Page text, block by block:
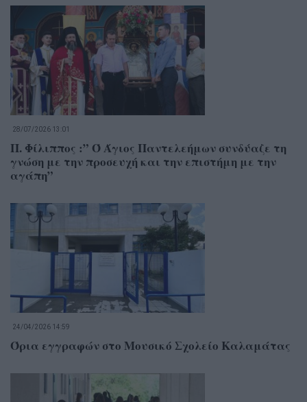
28/07/2026 13:01
Π. Φίλιππος :” Ό Άγιος Παντελεήμων συνδύαζε τη
γνώση με την προσευχή και την επιστήμη με την
αγάπη”
24/04/2026 14:59
Όρια εγγραφών στο Μουσικό Σχολείο Καλαμάτας